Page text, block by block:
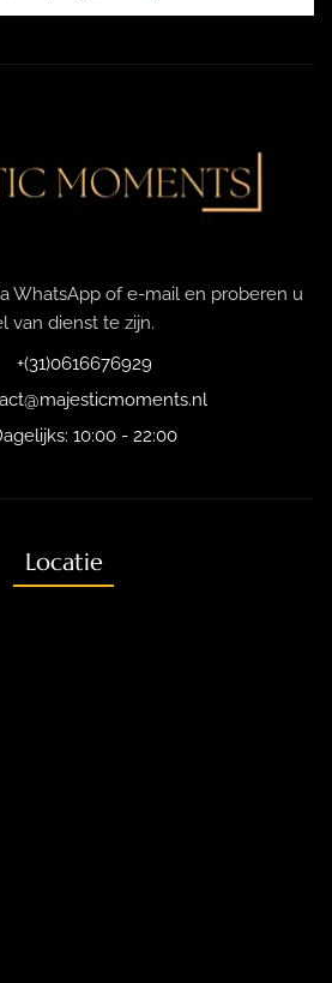
WhatsApp of e-mail en proberen u
van dienst te zijn.
+(31)0616676929
10:00 - 22:00
Locatie